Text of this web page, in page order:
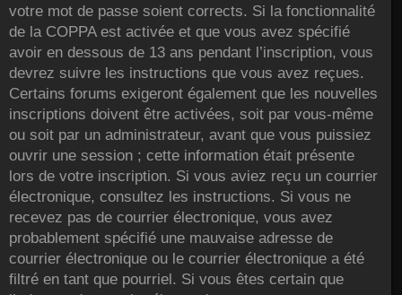
votre mot de passe soient corrects. Si la fonctionnalité
de la COPPA est activée et que vous avez spécifié
avoir en dessous de 13 ans pendant l’inscription, vous
devrez suivre les instructions que vous avez reçues.
Certains forums exigeront également que les nouvelles
inscriptions doivent être activées, soit par vous-même
ou soit par un administrateur, avant que vous puissiez
ouvrir une session ; cette information était présente
lors de votre inscription. Si vous aviez reçu un courrier
électronique, consultez les instructions. Si vous ne
recevez pas de courrier électronique, vous avez
probablement spécifié une mauvaise adresse de
courrier électronique ou le courrier électronique a été
filtré en tant que pourriel. Si vous êtes certain que